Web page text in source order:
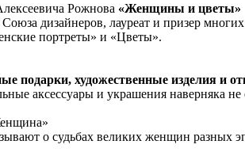
Рожнова «Женщины и цветы»
дизайнеров, лауреат и призер
портреты» и «Цветы».
подарки, художественные изделия и
аксессуары и украшения наверняка
о судьбах великих женщин